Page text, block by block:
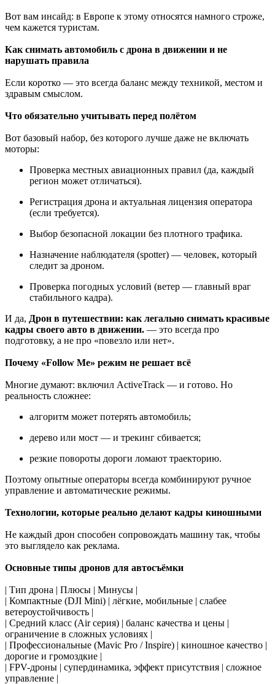
Вот вам инсайд: в Европе к этому относятся намного строже,
чем кажется туристам.
Как снимать автомобиль с дрона в движении и не
нарушать правила
Если коротко — это всегда баланс между техникой, местом и
здравым смыслом.
Что обязательно учитывать перед полётом
Вот базовый набор, без которого лучше даже не включать
моторы:
Проверка местных авиационных правил (да, каждый
регион может отличаться).
Регистрация дрона и актуальная лицензия оператора
(если требуется).
Выбор безопасной локации без плотного трафика.
Назначение наблюдателя (spotter) — человек, который
следит за дроном.
Проверка погодных условий (ветер — главный враг
стабильного кадра).
И да, Дрон в путешествии: как легально снимать красивые
кадры своего авто в движении. — это всегда про
подготовку, а не про «повезло или нет».
Почему «Follow Me» режим не решает всё
Многие думают: включил ActiveTrack — и готово. Но
реальность сложнее:
алгоритм может потерять автомобиль;
дерево или мост — и трекинг сбивается;
резкие повороты дороги ломают траекторию.
Поэтому опытные операторы всегда комбинируют ручное
управление и автоматические режимы.
Технологии, которые реально делают кадры киношными
Не каждый дрон способен сопровождать машину так, чтобы
это выглядело как реклама.
Основные типы дронов для автосъёмки
| Тип дрона | Плюсы | Минусы |
| Компактные (DJI Mini) | лёгкие, мобильные | слабее
ветероустойчивость |
| Средний класс (Air серия) | баланс качества и цены |
ограничение в сложных условиях |
| Профессиональные (Mavic Pro / Inspire) | киношное качество |
дорогие и громоздкие |
| FPV-дроны | супердинамика, эффект присутствия | сложное
управление |